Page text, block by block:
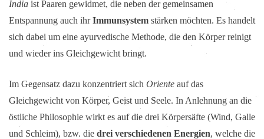
India ist Paaren gewidmet, die neben der gemeinsamen
Entspannung auch ihrImmunsystem stärken möchten. Es handelt
sich dabei um eine ayurvedische Methode, die den Körper reinigt
und wieder ins Gleichgewicht bringt.
Im Gegensatz dazu konzentriert sich Oriente auf das
Gleichgewicht von Körper, Geist und Seele. In Anlehnung an die
östliche Philosophie wirkt es auf die drei Körpersäfte (Wind, Galle
und Schleim), bzw. die drei verschiedenen Energien, welche die